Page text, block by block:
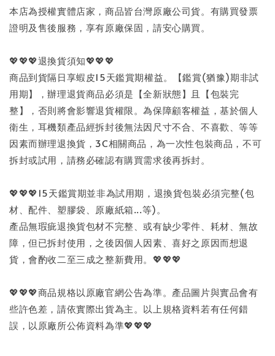
本店為授權實體店家，商品皆台灣原廠公司貨。有購買發票
證明及售後服務，享有原廠保固，請安心購買。
💖💖💖退換貨須知💖💖💖
商品到貨隔日享蝦皮15天鑑賞期權益。【鑑賞(猶豫)期非試
用期】，辦理退貨商品必須是【全新狀態】且【包裝完
整】，否則將會影響退貨權限。為保障顧客權益，基於個人
衛生，耳機類產品經拆封後無法因尺寸不合、不喜歡、等等
因素而辦理退換貨，3C相關商品，為一次性包裝商品，不可
拆封或試用，請務必確認有購買需求後再拆封。
💖💖💖15天鑑賞期並非為試用期，退換貨包裝必須完整(包
材、配件、塑膠袋、原廠紙箱...等)。
產品無瑕疵退換貨包材不完整、或有缺少零件、耗材、無故
障，但已拆封使用，之後因個人因素、喜好之原因而想退
貨，會酌收二至三成之整新費用。💖💖💖
💖💖💖商品規格以原廠官網公告為準。產品圖片與實品會有
些許色差，請依實際出貨為主。以上規格資料若有任何錯
誤，以原廠所公佈資料為準💖💖💖